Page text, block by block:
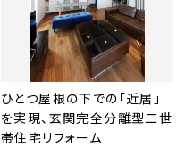
ひとつ屋根の下での「近居」
を実現、玄関完全分離型二世
帯住宅リフォーム